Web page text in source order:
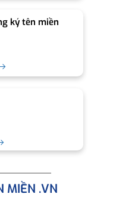
ký tên miền
MIỀN .VN